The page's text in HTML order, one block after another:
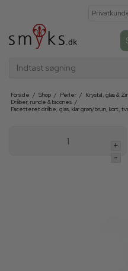
Indtast søgning
Forside / Shop / Perler / Krystal, glas &
Dråber, runde & bicones /
Facetteret dråbe, glas, klar grøn/brun, kort,
+
-